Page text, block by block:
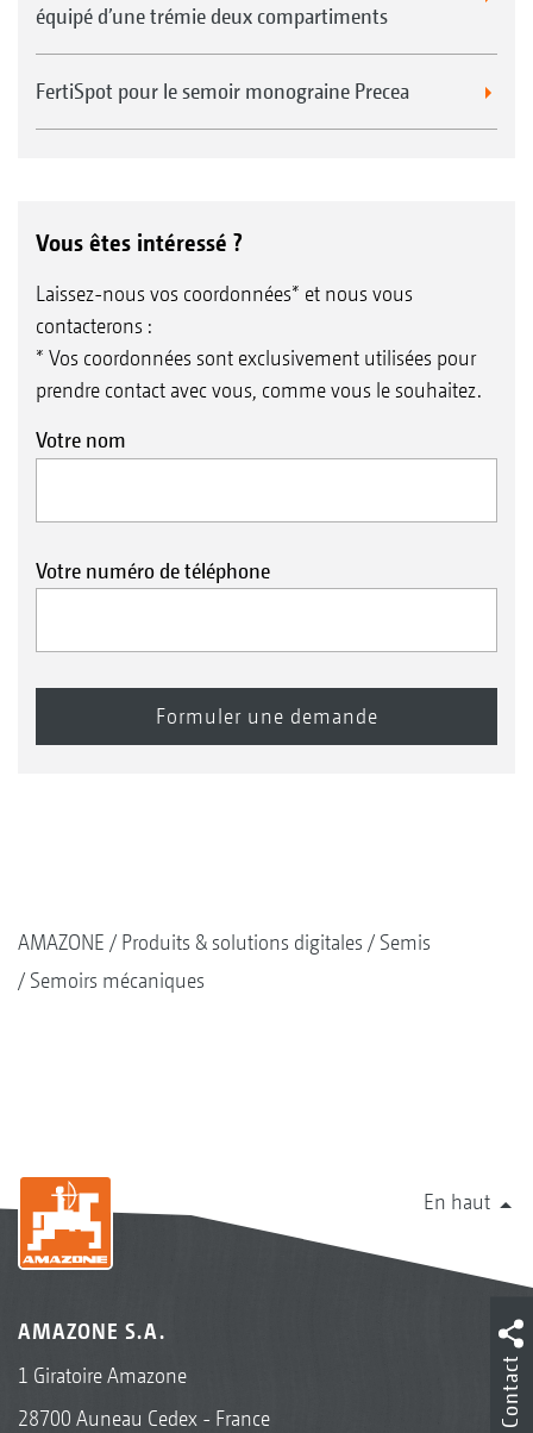
équipé d’une trémie deux compartiments
FertiSpot pour le semoir monograine Precea
Vous êtes intéressé ?
Laissez-nous vos coordonnées* et nous vous
contacterons :
* Vos coordonnées sont exclusivement utilisées pour
prendre contact avec vous, comme vous le souhaitez.
Votre nom
Votre numéro de téléphone
AMAZONE Produits & solutions digitales
Semis
Semoirs mécaniques
En haut
AMAZONE S.A.
1 Giratoire Amazone
28700 Auneau Cedex - France
Contact